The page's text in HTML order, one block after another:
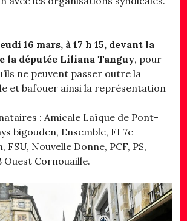
16 mars, à 17 h 15, devant la
la députée Liliana Tanguy, pour
ne peuvent passer outre la
et bafouer ainsi la représentation
: Amicale Laïque de Pont-
bigouden, Ensemble, FI 7e
Nouvelle Donne, PCF, PS,
Ouest Cornouaille.